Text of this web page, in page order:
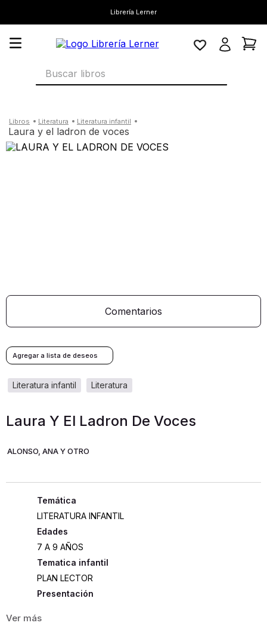
Librería Lerner
Buscar libros
literatura literatura infantil
laura y el ladron de voces
Comentarios
literatura
literatura infantil
Laura Y El Ladron De Voces
ALONSO, ANA Y OTRO
LITERATURA INFANTIL
Edades
7 A 9 AÑOS
Tematica infantil
PLAN LECTOR
Presentación